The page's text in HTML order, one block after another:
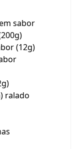
sabor
(12g)
ralado